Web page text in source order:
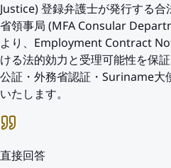
Justice) 登録弁護士が発行する
省領事局 (MFA Consular
より、Employment Contract
ける法的効力と受理可能性を保
公証・外務省認証・Suriname
いたします。
直接回答